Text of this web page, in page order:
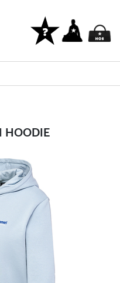
HOODIE